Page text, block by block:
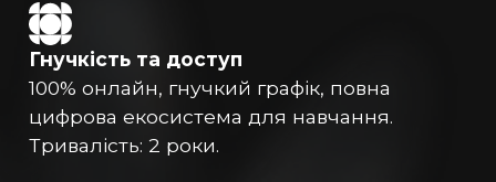
Гнучкість та доступ
100% онлайн, гнучкий графік, повна
цифрова екосистема для навчання.
Тривалість: 2 роки.